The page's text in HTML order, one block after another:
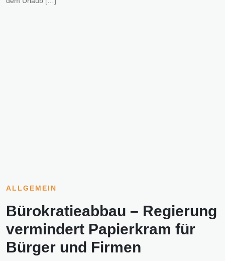
ALLGEMEIN
Bürokratieabbau – Regierung
vermindert Papierkram für
Bürger und Firmen